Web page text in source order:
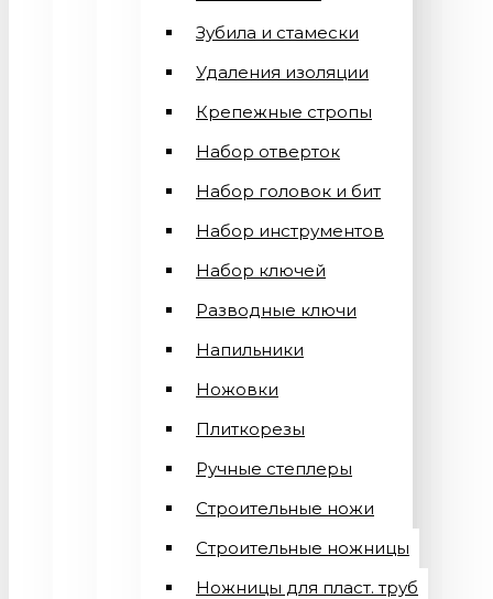
Зубила и стамески
Удаления изоляции
Крепежные стропы
Набор отверток
Набор головок и бит
Набор инструментов
Набор ключей
Разводные ключи
Напильники
Ножовки
Плиткорезы
Ручные степлеры
Строительные ножи
Строительные ножницы
Ножницы для пласт. труб